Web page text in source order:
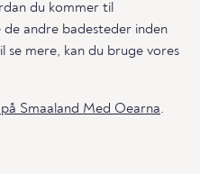
du kommer til
de andre badesteder inden
se mere, kan du bruge vores
Smaaland Med Oearna.